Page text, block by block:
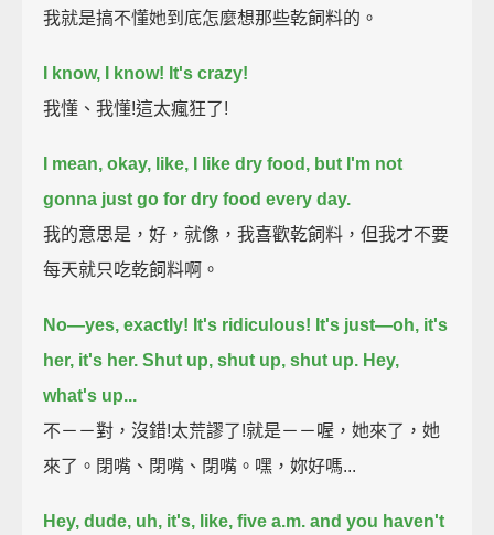
我就是搞不懂她到底怎麼想那些乾飼料的。
I know, I know! It's crazy!
我懂、我懂!這太瘋狂了!
I mean, okay, like, I like dry food, but I'm not
gonna just go for dry food every day.
我的意思是，好，就像，我喜歡乾飼料，但我才不要
每天就只吃乾飼料啊。
No—yes, exactly! It's ridiculous! It's just—oh, it's
her, it's her. Shut up, shut up, shut up. Hey,
what's up...
不－－對，沒錯!太荒謬了!就是－－喔，她來了，她
來了。閉嘴、閉嘴、閉嘴。嘿，妳好嗎...
Hey, dude, uh, it's, like, five a.m. and you haven't